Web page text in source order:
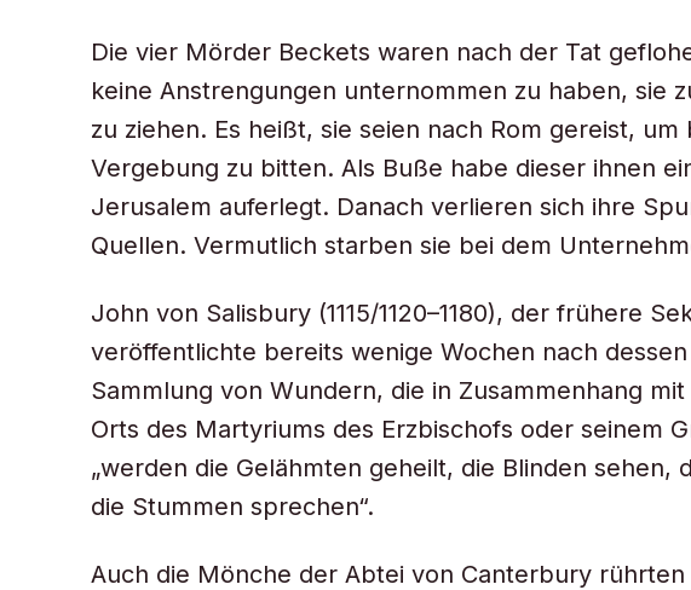
Die vier Mörder Beckets waren nach der Tat
keine Anstrengungen unternommen zu haben, sie
zu ziehen. Es heißt, sie seien nach Rom gereist, um
Vergebung zu bitten. Als Buße habe dieser ihnen
Jerusalem auferlegt. Danach verlieren sich ihre
Quellen. Vermutlich starben sie bei dem
John von Salisbury (1115/1120–1180), der frühere
veröffentlichte bereits wenige Wochen nach dessen
Sammlung von Wundern, die in Zusammenhang
Orts des Martyriums des Erzbischofs oder seinem
„werden die Gelähmten geheilt, die Blinden sehen,
die Stummen sprechen“.
Auch die Mönche der Abtei von Canterbury rührten